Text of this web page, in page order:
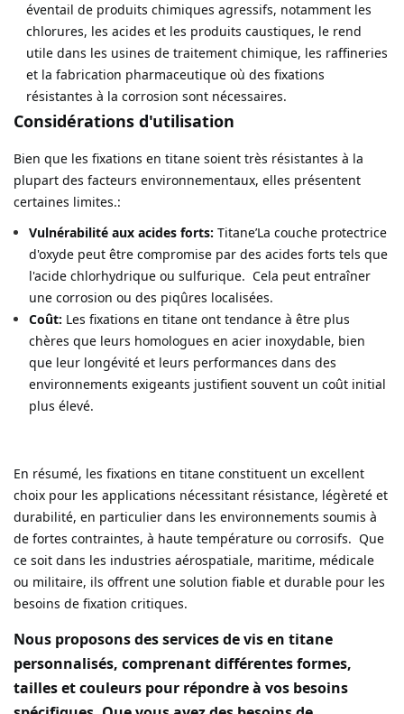
éventail de produits chimiques agressifs, notamment les
chlorures, les acides et les produits caustiques, le rend
utile dans les usines de traitement chimique, les raffineries
et la fabrication pharmaceutique où des fixations
résistantes à la corrosion sont nécessaires.
Considérations d'utilisation
Bien que les fixations en titane soient très résistantes à la
plupart des facteurs environnementaux, elles présentent
certaines limites.:
Vulnérabilité aux acides forts: Titane’La couche protectrice
d'oxyde peut être compromise par des acides forts tels que
l'acide chlorhydrique ou sulfurique. Cela peut entraîner
une corrosion ou des piqûres localisées.
Coût: Les fixations en titane ont tendance à être plus
chères que leurs homologues en acier inoxydable, bien
que leur longévité et leurs performances dans des
environnements exigeants justifient souvent un coût initial
plus élevé.
En résumé, les fixations en titane constituent un excellent
choix pour les applications nécessitant résistance, légèreté et
durabilité, en particulier dans les environnements soumis à
de fortes contraintes, à haute température ou corrosifs. Que
ce soit dans les industries aérospatiale, maritime, médicale
ou militaire, ils offrent une solution fiable et durable pour les
besoins de fixation critiques.
Nous proposons des services de vis en titane
personnalisés, comprenant différentes formes,
tailles et couleurs pour répondre à vos besoins